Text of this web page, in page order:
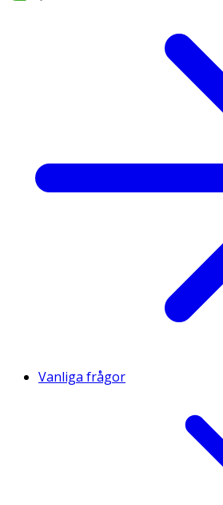
Vanliga frågor